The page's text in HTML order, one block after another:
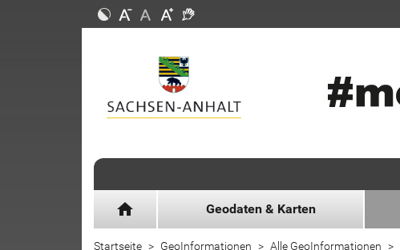
home Geodaten & Karten
Startseite GeoInformationen Alle GeoInformationen